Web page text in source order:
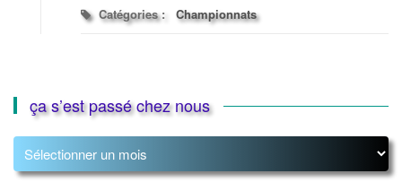
Catégories : Championnats
ça s’est passé chez nous
ça
s’est
passé